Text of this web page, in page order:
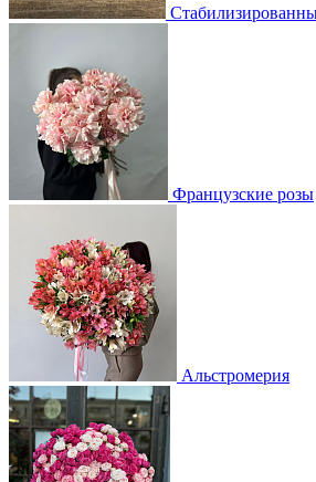
Французские розы
Альстромерия